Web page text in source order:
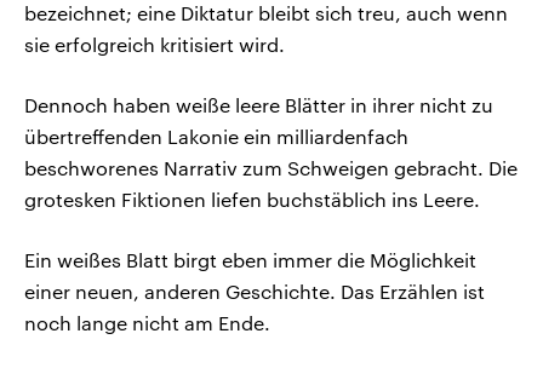
bezeichnet; eine Diktatur bleibt sich treu, auch wenn
sie erfolgreich kritisiert wird.
Dennoch haben weiße leere Blätter in ihrer nicht zu
übertreffenden Lakonie ein milliardenfach
beschworenes Narrativ zum Schweigen gebracht. Die
grotesken Fiktionen liefen buchstäblich ins Leere.
Ein weißes Blatt birgt eben immer die Möglichkeit
einer neuen, anderen Geschichte. Das Erzählen ist
noch lange nicht am Ende.